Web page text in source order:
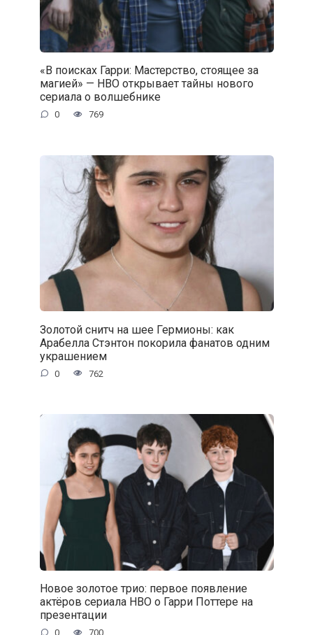
«В поисках Гарри: Мастерство, стоящее за
магией» — HBO открывает тайны нового
сериала о волшебнике
0 769
Золотой снитч на шее Гермионы: как
Арабелла Стэнтон покорила фанатов одним
украшением
0 762
Новое золотое трио: первое появление
актёров сериала HBO о Гарри Поттере на
презентации
0 700